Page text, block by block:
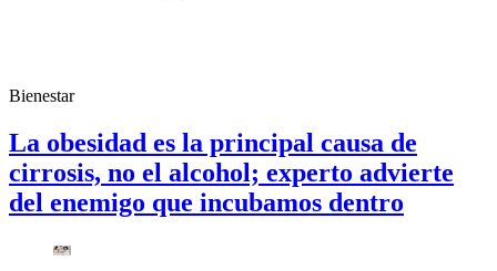
Bienestar
La obesidad es la principal causa de
cirrosis, no el alcohol; experto advierte
del enemigo que incubamos dentro